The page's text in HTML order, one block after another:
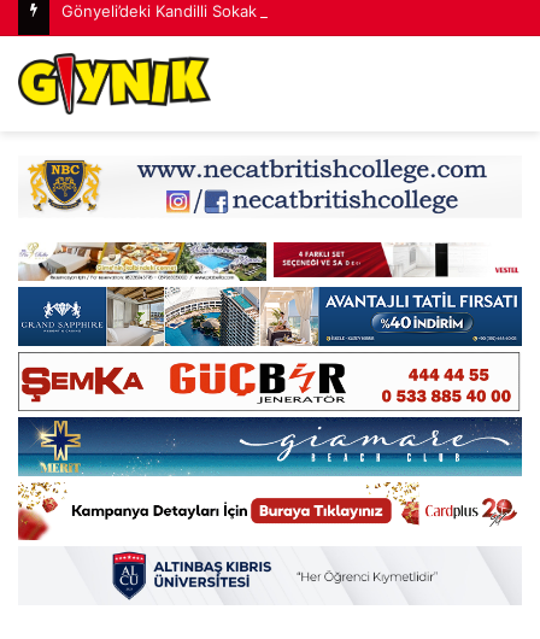
Gönyeli’deki Kandilli Sokak yeni çehreye kavuştu